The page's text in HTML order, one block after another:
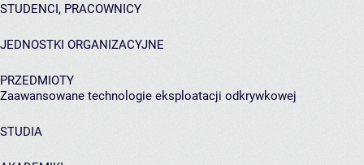
STUDENCI, PRACOWNICY
JEDNOSTKI ORGANIZACYJNE
PRZEDMIOTY
Zaawansowane technologie eksploatacji odkrywkowej
STUDIA